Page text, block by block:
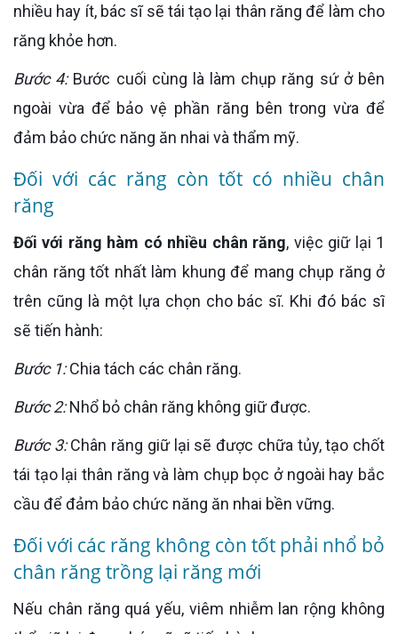
nhiều hay ít, bác sĩ sẽ tái tạo lại thân răng để làm cho
răng khỏe hơn.
Bước 4:Bước cuối cùng là làm chụp răng sứ ở bên
ngoài vừa để bảo vệ phần răng bên trong vừa để
đảm bảo chức năng ăn nhai và thẩm mỹ.
Đối với các răng còn tốt có nhiều chân
răng
Đối với răng hàm có nhiều chân răng, việc giữ lại 1
chân răng tốt nhất làm khung để mang chụp răng ở
trên cũng là một lựa chọn cho bác sĩ. Khi đó bác sĩ
sẽ tiến hành:
Bước 1:Chia tách các chân răng.
Bước 2:Nhổ bỏ chân răng không giữ được.
Bước 3:Chân răng giữ lại sẽ được chữa tủy, tạo chốt
tái tạo lại thân răng và làm chụp bọc ở ngoài hay bắc
cầu để đảm bảo chức năng ăn nhai bền vững.
Đối với các răng không còn tốt phải nhổ bỏ
chân răng trồng lại răng mới
Nếu chân răng quá yếu, viêm nhiễm lan rộng không